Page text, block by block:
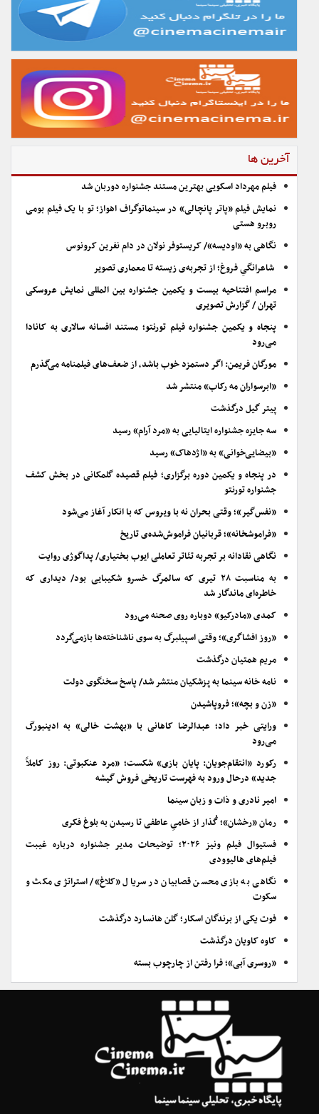
آخرین ها
فیلم مهرداد اسکویی بهترین مستند جشنواره دوربان شد
نمایش فیلم «پاتر پانچالی» در سینماتوگراف اهواز؛ تو با یک فیلم بومی
روبرو هستی
نگاهی به «اودیسه»/ کریستوفر نولان در دام نفرین کرونوس
شاعرانگیِ فروغ؛ از تجربه‌ی زیسته تا معماری تصویر
مراسم افتتاحیه بیست و یکمین جشنواره بین المللی نمایش عروسکی
تهران / گزارش تصویری
پنجاه و یکمین جشنواره فیلم تورنتو؛ مستند افسانه سالاری به کانادا
می‌رود
مورگان فریمن: اگر دستمزد خوب باشد، از ضعف‌های فیلمنامه می‌گذرم
«ابرسواران مه رکاب» منتشر شد
پیتر گیل درگذشت
سه جایزه جشنواره ایتالیایی به «مرد آرام» رسید
«بیضایی‌خوانی» به «اژدهاک» رسید
در پنجاه و یکمین دوره برگزاری؛ فیلم قصیده گلمکانی در بخش کشف
جشنواره تورنتو
«نفس‌گیر»؛ وقتی بحران نه با ویروس که با انکار آغاز می‌شود
«فراموشخانه»؛ قربانیان فراموش‌شده‌ی تاریخ
نگاهی نقادانه بر تجربه تئاتر تعاملی ایوب بختیاری/ پداگوژی روایت
به مناسبت ۲۸ تیری که سالمرگ خسرو شکیبایی بود/ دیداری که
خاطره‌ای ماندگار شد
کمدی «مادرکیو» دوباره روی صحنه می‌رود
«روز افشاگری»؛ وقتی اسپیلبرگ به سوی ناشناخته‌ها بازمی‌گردد
مریم همتیان درگذشت
نامه خانه سینما به پزشکیان منتشر شد/ پاسخ سخنگوی دولت
«زن و بچه»؛ فروپاشیدن
ورایتی خبر داد؛ عبدالرضا کاهانی با «بهشت خالی» به ادینبورگ
می‌رود
رکورد «انتقام‌جویان: پایان بازی» شکست؛ «مرد عنکبوتی: روز کاملاً
جدید» درحال ورود به فهرست تاریخی فروش گیشه
امیر نادری و ذات و زبان سینما
رمان «رخشان»؛ گُذار از خامیِ عاطفی تا رسیدن به بلوغ فکری
فستیوال فیلم ونیز ۲۰۲۶؛ توضیحات مدیر جشنواره درباره غیبت
فیلم‌های هالیوودی
نگاهی به بازی محسن قصابیان در سریال «کلاغ»/ استراتژی مکث و
سکوت
فوت یکی از برندگان اسکار؛ گلن هانسارد درگذشت
کاوه کاویان درگذشت
«روسری آبی»؛ فرا رفتن از چارچوب بسته